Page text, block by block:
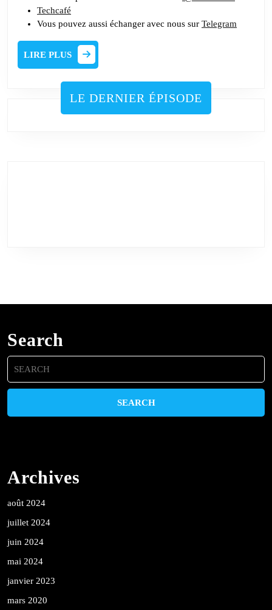
Techcafé
Vous pouvez aussi échanger avec nous sur Telegram
LIRE PLUS
PLUS
LE DERNIER ÉPISODE
Search
Search
for:
Archives
août 2024
juillet 2024
juin 2024
mai 2024
janvier 2023
mars 2020